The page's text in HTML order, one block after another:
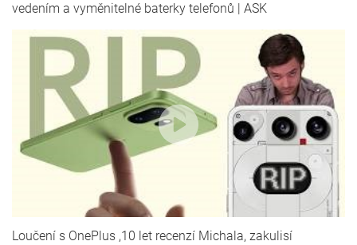
vedením a vyměnitelné baterky telefonů | ASK
Loučení s OnePlus ,10 let recenzí Michala, zakulisí